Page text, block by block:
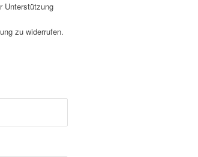
Unterstützung
zu widerrufen.